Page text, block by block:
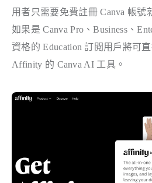
用者只需要免費註冊 Canva 帳號
如果是 Canva Pro、Business、
資格的 Education 訂閱用戶將可
Affinity 的 Canva AI 工具。